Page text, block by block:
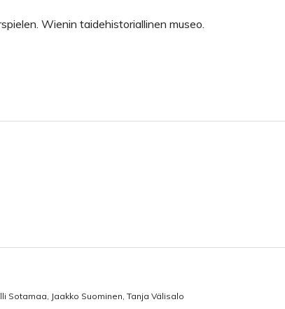
Wienin taidehistoriallinen museo.
Sotamaa, Jaakko Suominen, Tanja Välisalo